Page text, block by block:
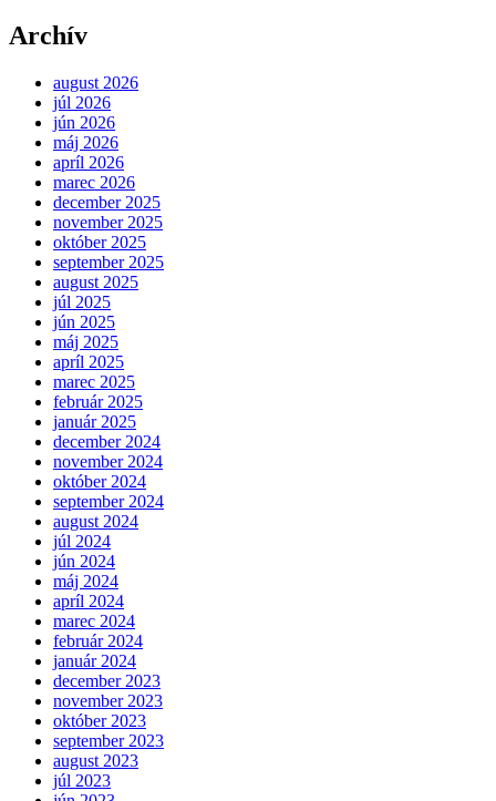
Archív
august 2026
júl 2026
jún 2026
máj 2026
apríl 2026
marec 2026
december 2025
november 2025
október 2025
september 2025
august 2025
júl 2025
jún 2025
máj 2025
apríl 2025
marec 2025
február 2025
január 2025
december 2024
november 2024
október 2024
september 2024
august 2024
júl 2024
jún 2024
máj 2024
apríl 2024
marec 2024
február 2024
január 2024
december 2023
november 2023
október 2023
september 2023
august 2023
júl 2023